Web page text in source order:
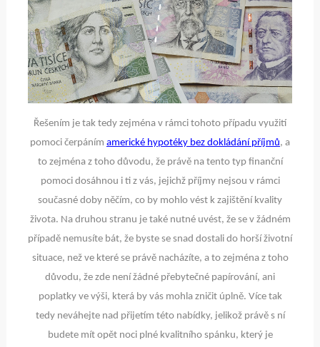
Řešením je tak tedy zejména v rámci tohoto případu využití
pomoci čerpáním americké hypotéky bez dokládání příjmů, a
to zejména z toho důvodu, že právě na tento typ finanční
pomoci dosáhnou i ti z vás, jejichž příjmy nejsou v rámci
současné doby něčím, co by mohlo vést k zajištění kvality
života. Na druhou stranu je také nutné uvést, že se v žádném
případě nemusíte bát, že byste se snad dostali do horší životní
situace, než ve které se právě nacházíte, a to zejména z toho
důvodu, že zde není žádné přebytečné papírování, ani
poplatky ve výši, která by vás mohla zničit úplně. Více tak
tedy neváhejte nad přijetím této nabídky, jelikož právě s ní
budete mít opět noci plné kvalitního spánku, který je